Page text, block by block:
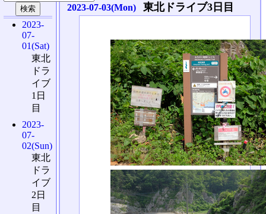
2023-07-03(Mon) 東北ドライブ3日目
2023-
07-
01(Sat)
東北
ドラ
イブ
1日
目
2023-
07-
02(Sun)
東北
ドラ
イブ
2日
目